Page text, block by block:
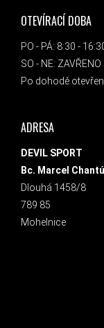
OTEVÍRACÍ DOBA
PO - PÁ: 8:30 -
SO - NE: ZAVŘENO
Po dohodě
ADRESA
DEVIL SPORT
Bc. Marcel
Dlouhá 1458/8
789 85
Mohelnice